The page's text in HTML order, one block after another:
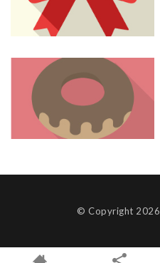
© Copyright 2026